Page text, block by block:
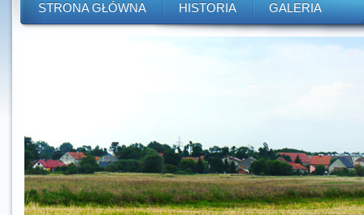
STRONA GŁÓWNA HISTORIA GALERIA